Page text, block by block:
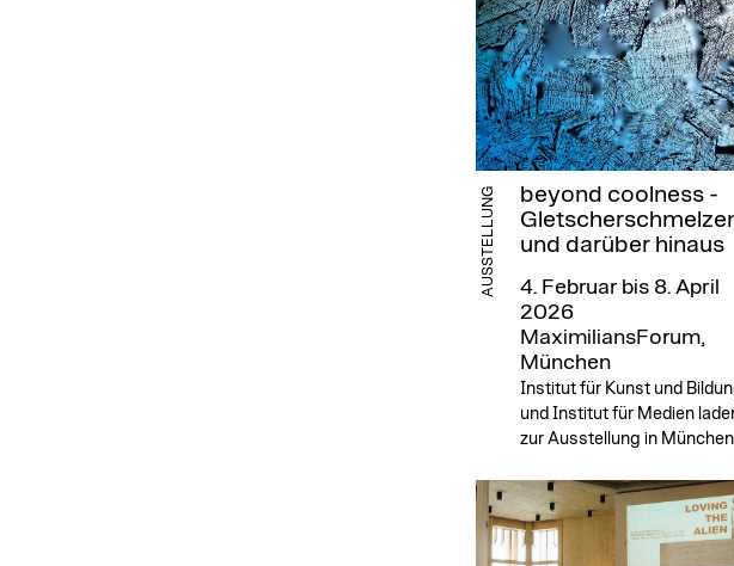
AUSSTELLUNG
beyond coolness -
und darüber hinaus
4. Februar bis 8. April
2026
MaximiliansForum,
München
Institut für Kunst und
und Institut für Medien
zur Ausstellung in